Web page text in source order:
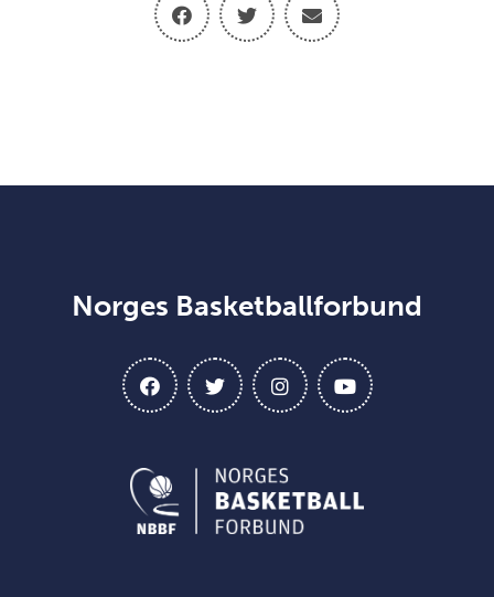
Norges Basketballforbund